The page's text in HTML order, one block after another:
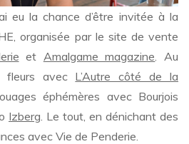
eu la chance d’être invitée à la
organisée par le site de vente
et Amalgame magazine . Au
fleurs avec L’Autre côté de la
éphémères avec Bourjois
Izberg . Le tout, en dénichant des
avec Vie de Penderie.